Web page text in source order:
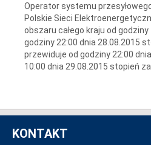
Operator systemu
Polskie Sieci
obszaru całego kraju od
godziny 22:00 dnia 28.08.2015
przewiduje od godziny 22:00
10:00 dnia 29.08.2015 stopień
KONTAKT